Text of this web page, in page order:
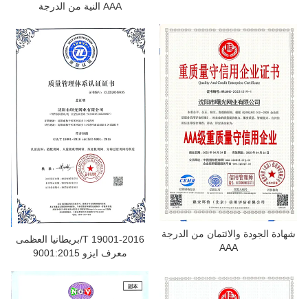
النية من الدرجة AAA
بريطانيا العظمى/T 19001-2016
معرف ايزو 9001:2015
شهادة الجودة والائتمان من الدرجة
AAA